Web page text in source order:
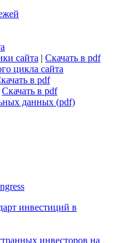
сайта|Скачать в pdf
цикла сайта